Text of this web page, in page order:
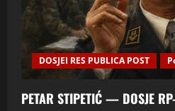
DOSJEI RES PUBLICA POST
PETAR STIPETIĆ — DOSJE